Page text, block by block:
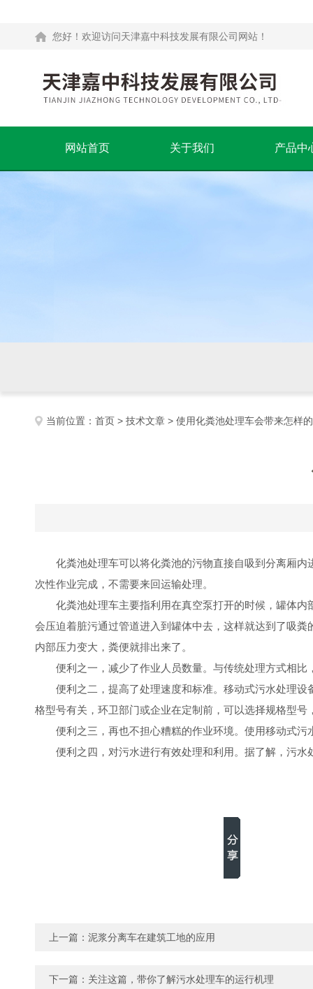
您好！欢迎访问天津嘉中科技发展有限公司网站！
网站首页 关于我们 产品中
当前位置： 首页 > 技术文章 > 使用化粪池处理车会带来怎样
化粪池处理车可以将化粪池的污物直接自吸到分离厢
次性作业完成，不需要来回运输处理。
化粪池处理车主要指利用在真空泵打开的时候，罐体
会压迫着脏污通过管道进入到罐体中去，这样就达到了吸
内部压力变大，粪便就排出来了。
便利之一，减少了作业人员数量。与传统处理方式相
便利之二，提高了处理速度和标准。移动式污水处理
格型号有关，环卫部门或企业在定制前，可以选择规格型号
便利之三，再也不担心糟糕的作业环境。使用移动式
便利之四，对污水进行有效处理和利用。据了解，污
上一篇： 泥浆分离车在建筑工地的应用
下一篇： 关注这篇，带你了解污水处理车的运行机理